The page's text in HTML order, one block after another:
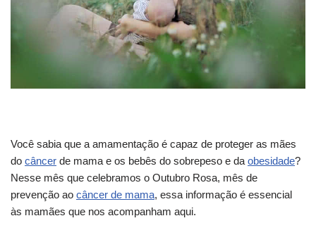
Você sabia que a amamentação é capaz de proteger as mães
do câncer de mama e os bebês do sobrepeso e da obesidade?
Nesse mês que celebramos o Outubro Rosa, mês de
prevenção ao câncer de mama, essa informação é essencial
às mamães que nos acompanham aqui.